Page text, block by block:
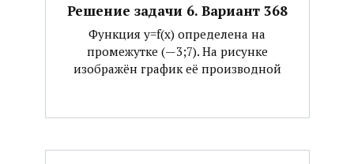
Решение задачи 6. Вариант 368
Функция y=f(x) определена на
промежутке (—3;7). На рисунке
изображён график её производной